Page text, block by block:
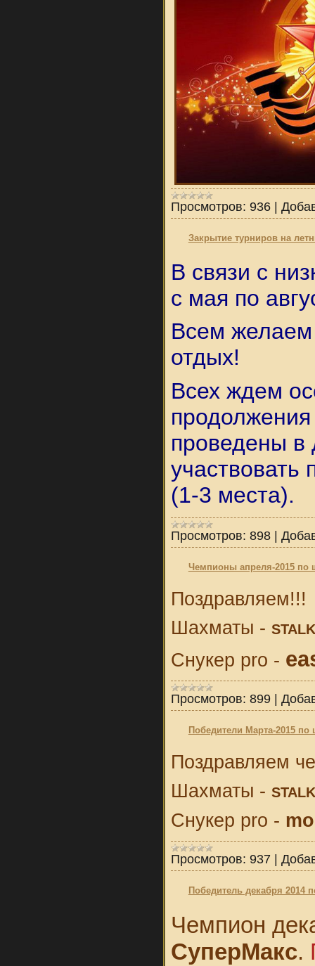
Просмотров: 936 |
Закрытие турниров на
В связи с
с мая по
Всем желаем
отдых!
Всех ждем
проведены в
участвовать
(1-3 места).
Просмотров: 898 |
Чемпионы апреля-2015 по
Поздравляем!!!
Шахматы -
Снукер pro -
Просмотров: 899 |
Победители Марта-2015 по
Поздравляем
Шахматы -
Снукер pro -
Просмотров: 937 |
Победитель декабря 2014
Чемпион
СуперМакс.